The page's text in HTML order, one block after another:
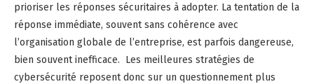
prioriser les réponses sécuritaires à adopter. La tentation de la
réponse immédiate, souvent sans cohérence avec
l’organisation globale de l’entreprise, est parfois dangereuse,
bien souvent inefficace. Les meilleures stratégies de
cybersécurité reposent donc sur un questionnement plus